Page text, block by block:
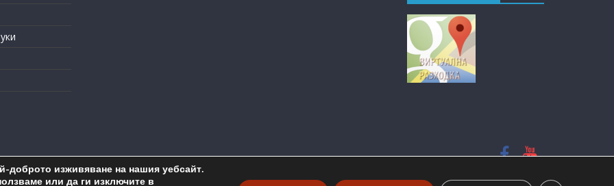
© 2026ОУ "Пейо Крачолов Яворов" Бургас . All rights reserved.
доброто изживяване на нашия уебсайт.
или да ги изключите в